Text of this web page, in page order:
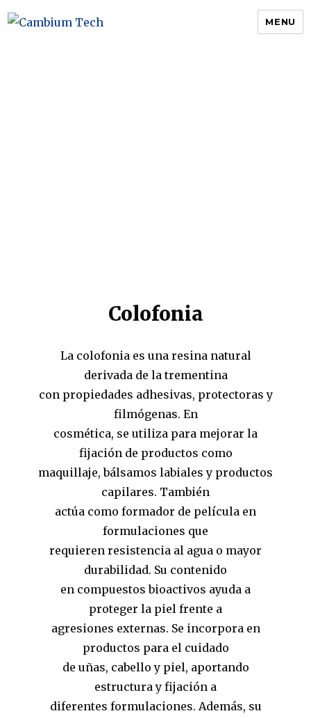
MENU
Colofonia
La colofonia es una resina natural
derivada de la trementina
con propiedades adhesivas, protectoras y
filmógenas. En
cosmética, se utiliza para mejorar la
fijación de productos como
maquillaje, bálsamos labiales y productos
capilares. También
actúa como formador de película en
formulaciones que
requieren resistencia al agua o mayor
durabilidad. Su contenido
en compuestos bioactivos ayuda a
proteger la piel frente a
agresiones externas. Se incorpora en
productos para el cuidado
de uñas, cabello y piel, aportando
estructura y fijación a
diferentes formulaciones. Además, su